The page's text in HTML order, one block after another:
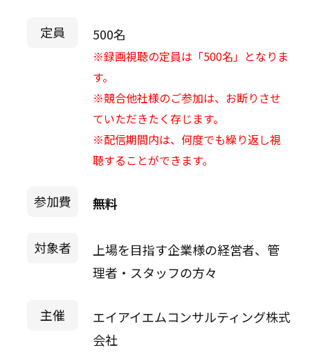
定員 500名
※録画視聴の定員は「500名」となりま
す。
※競合他社様のご参加は、お断りさせ
ていただきたく存じます。
※配信期間内は、何度でも繰り返し視
聴することができます。
参加費 無料
対象者
上場を目指す企業様の経営者、管
理者・スタッフの方々
主催
エイアイエムコンサルティング株式
会社